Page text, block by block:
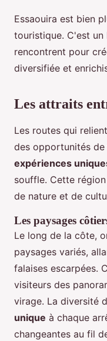
Essaouira est bien
touristique. C'est un
rencontrent pour
diversifiée et
Les attraits
Les routes qui relient
des opportunités de
expériences
souffle. Cette
de nature et de
Les paysages
Le long de la côte,
paysages variés,
falaises escarpées.
visiteurs des
virage. La diversité
unique à chaque
changeantes au fil